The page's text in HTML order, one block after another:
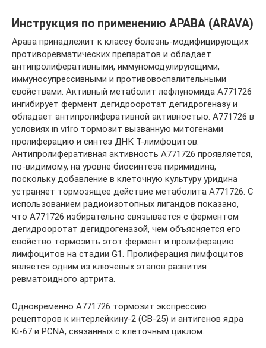
Инструкция по применению АРАВА (ARAVA)
Арава принадлежит к классу болезнь-модифицирующих
противоревматических препаратов и обладает
антипролиферативными, иммуномодулирующими,
иммуносупрессивными и противовоспалительными
свойствами. Активный метаболит лефлуномида А771726
ингибирует фермент дегидрооротат дегидрогеназу и
обладает антипролиферативной активностью. А771726 в
условиях in vitro тормозит вызванную митогенами
пролиферацию и синтез ДНК Т-лимфоцитов.
Антипролиферативная активность А771726 проявляется,
по-видимому, на уровне биосинтеза пиримидина,
поскольку добавление в клеточную культуру уридина
устраняет тормозящее действие метаболита А771726. С
использованием радиоизотопных лигандов показано,
что А771726 избирательно связывается с ферментом
дегидрооротат дегидрогеназой, чем объясняется его
свойство тормозить этот фермент и пролиферацию
лимфоцитов на стадии G1. Пролиферация лимфоцитов
является одним из ключевых этапов развития
ревматоидного артрита.
Одновременно А771726 тормозит экспрессию
рецепторов к интерлейкину-2 (СВ-25) и антигенов ядра
Ki-67 и PCNA, связанных с клеточным циклом.